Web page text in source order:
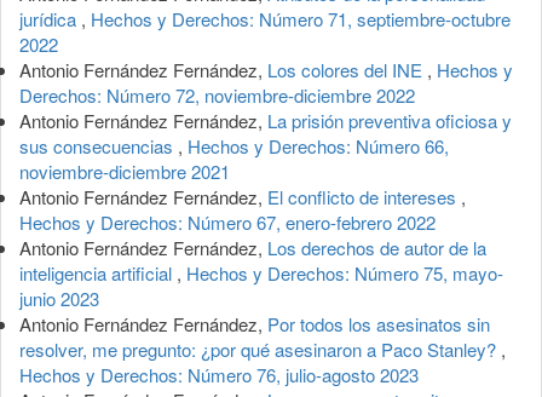
jurídica , Hechos y Derechos: Número 71, septiembre-octubre
2022
Antonio Fernández Fernández, Los colores del INE , Hechos y
Derechos: Número 72, noviembre-diciembre 2022
Antonio Fernández Fernández, La prisión preventiva oficiosa y
sus consecuencias , Hechos y Derechos: Número 66,
noviembre-diciembre 2021
Antonio Fernández Fernández, El conflicto de intereses ,
Hechos y Derechos: Número 67, enero-febrero 2022
Antonio Fernández Fernández, Los derechos de autor de la
inteligencia artificial , Hechos y Derechos: Número 75, mayo-
junio 2023
Antonio Fernández Fernández, Por todos los asesinatos sin
resolver, me pregunto: ¿por qué asesinaron a Paco Stanley? ,
Hechos y Derechos: Número 76, julio-agosto 2023